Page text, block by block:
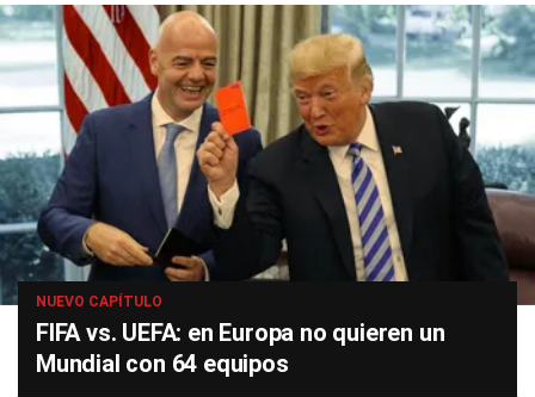
NUEVO CAPÍTULO
FIFA vs. UEFA: en Europa no quieren un
Mundial con 64 equipos